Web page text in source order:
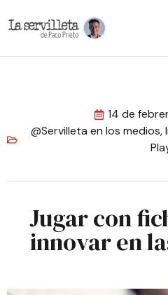
14 de
@Servilleta en los medios,
Jugar con
innovar en